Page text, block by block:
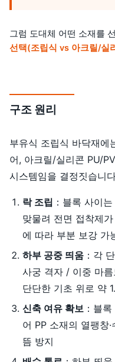
그럼 도대체 어떤 소재를
선택(조립식 vs 아크릴/실
구조 원리
부유식 조립식 바닥재에
어, 아크릴/실리콘 PU/
시스템임을 결정짓습니
락 조립 ：블록 사이
맞물려 전면 접착제
에 따라 부분 보강 가
하부 공중 띄움 ：각
사궁 격자 / 이중 마
단단한 기초 위로 약
신축 여유 확보 ：블
어 PP 소재의 열팽창
뜸 방지